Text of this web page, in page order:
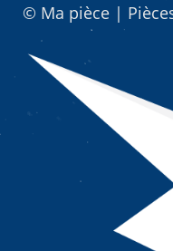
© Ma pièce |